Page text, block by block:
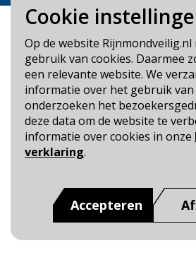
Cookie
Op de website Rijnmondveilig.nl
gebruik van cookies. Daarmee
een relevante website. We
informatie over het gebruik van
onderzoeken het
deze data om de website te
informatie over cookies in onze
verklaring.
Accepteren
Blijf op de hoogte
Cookie- en Privacybeleid
Toegankelijkheid